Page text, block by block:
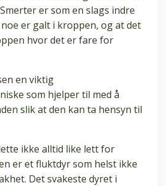
er som en slags indre
er galt i kroppen, og at det
hvor det er fare for
en viktig
som hjelper til med å
slik at den kan ta hensyn til
ikke alltid like lett for
er et fluktdyr som helst ikke
Det svakeste dyret i